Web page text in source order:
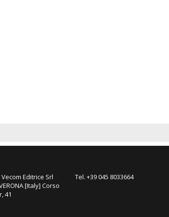
Vecom Editrice Srl
[Italy] Corso
41
Tel. +39 045 8033664